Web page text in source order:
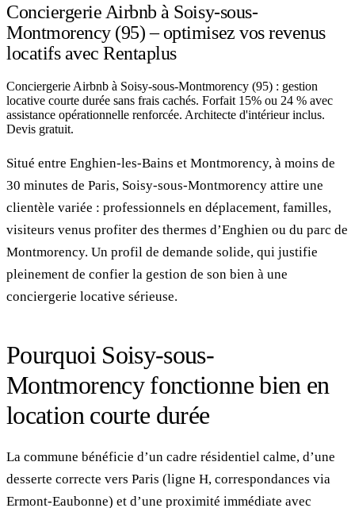
Conciergerie Airbnb à Soisy-sous-
Montmorency (95) – optimisez vos revenus
locatifs avec Rentaplus
Conciergerie Airbnb à Soisy-sous-Montmorency (95) : gestion
locative courte durée sans frais cachés. Forfait 15% ou 24 % avec
assistance opérationnelle renforcée. Architecte d'intérieur inclus.
Devis gratuit.
Situé entre Enghien-les-Bains et Montmorency, à moins de
30 minutes de Paris, Soisy-sous-Montmorency attire une
clientèle variée : professionnels en déplacement, familles,
visiteurs venus profiter des thermes d’Enghien ou du parc de
Montmorency. Un profil de demande solide, qui justifie
pleinement de confier la gestion de son bien à une
conciergerie locative sérieuse.
Pourquoi Soisy-sous-
Montmorency fonctionne bien en
location courte durée
La commune bénéficie d’un cadre résidentiel calme, d’une
desserte correcte vers Paris (ligne H, correspondances via
Ermont-Eaubonne) et d’une proximité immédiate avec